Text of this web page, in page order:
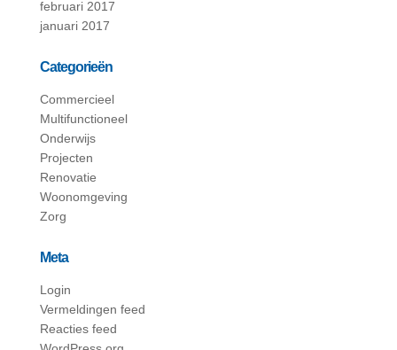
februari 2017
januari 2017
Categorieën
Commercieel
Multifunctioneel
Onderwijs
Projecten
Renovatie
Woonomgeving
Zorg
Meta
Login
Vermeldingen feed
Reacties feed